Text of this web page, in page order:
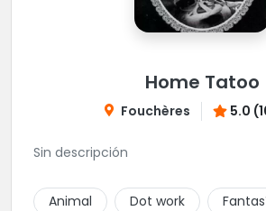
Home Tatoo
Fouchères 5.0
Sin descripción
Animal Dot work